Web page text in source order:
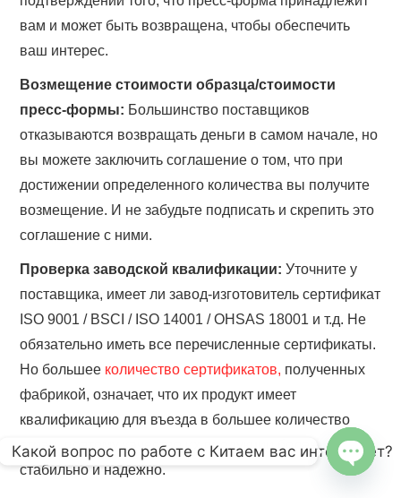
вам и может быть возвращена, чтобы обеспечить
ваш интерес.
Возмещение стоимости образца/стоимости
пресс-формы: Большинство поставщиков
отказываются возвращать деньги в самом начале, но
вы можете заключить соглашение о том, что при
достижении определенного количества вы получите
возмещение. И не забудьте подписать и скрепить это
соглашение с ними.
Проверка заводской квалификации: Уточните у
поставщика, имеет ли завод-изготовитель сертификат
ISO 9001 / BSCI / ISO 14001 / OHSAS 18001 и т.д. Не
обязательно иметь все перечисленные сертификаты.
Но большее количество сертификатов, полученных
фабрикой, означает, что их продукт имеет
квалификацию для въезда в большее количество
стран, поэтому качество их продукции более
стабильно и надежно.
Какой вопрос по работе с Китаем вас интересует?